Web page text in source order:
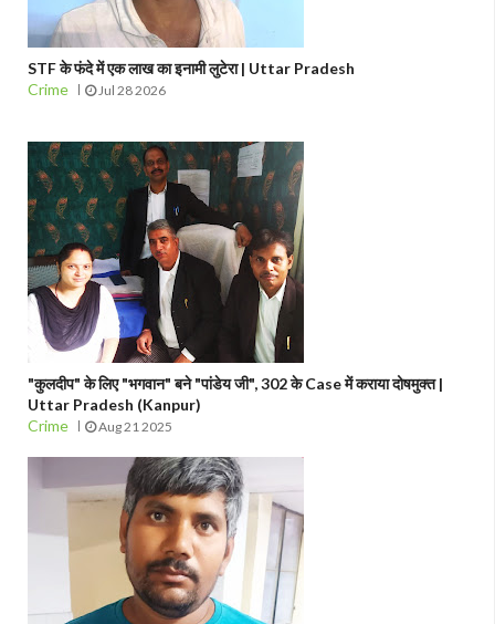
STF के फंदे में एक लाख का इनामी लुटेरा | Uttar Pradesh
Crime
Jul 28 2026
"कुलदीप" के लिए "भगवान" बने "पांडेय जी", 302 के Case में कराया दोषमुक्त |
Uttar Pradesh (Kanpur)
Crime
Aug 21 2025